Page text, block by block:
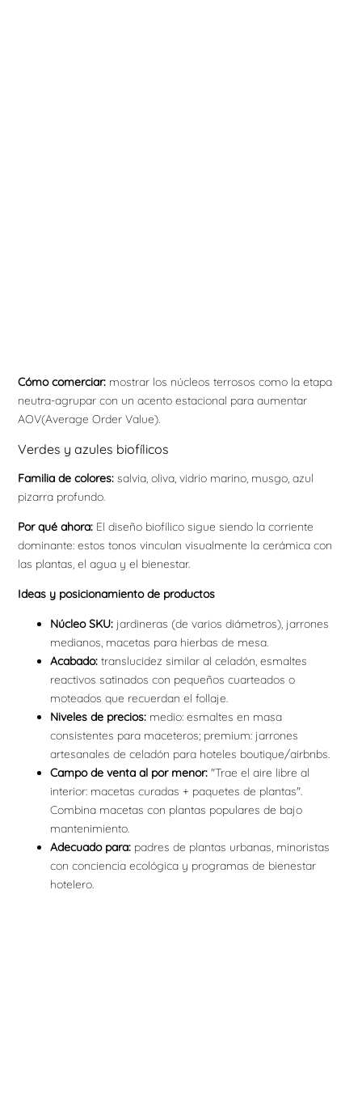
Cómo comerciar: mostrar los núcleos terrosos como la etapa
neutra-agrupar con un acento estacional para aumentar
AOV(Average Order Value).
Verdes y azules biofílicos
Familia de colores: salvia, oliva, vidrio marino, musgo, azul
pizarra profundo.
Por qué ahora: El diseño biofílico sigue siendo la corriente
dominante: estos tonos vinculan visualmente la cerámica con
las plantas, el agua y el bienestar.
Ideas y posicionamiento de productos
Núcleo SKU: jardineras (de varios diámetros), jarrones
medianos, macetas para hierbas de mesa.
Acabado: translucidez similar al celadón, esmaltes
reactivos satinados con pequeños cuarteados o
moteados que recuerdan el follaje.
Niveles de precios: medio: esmaltes en masa
consistentes para maceteros; premium: jarrones
artesanales de celadón para hoteles boutique/airbnbs.
Campo de venta al por menor: "Trae el aire libre al
interior: macetas curadas + paquetes de plantas".
Combina macetas con plantas populares de bajo
mantenimiento.
Adecuado para: padres de plantas urbanas, minoristas
con conciencia ecológica y programas de bienestar
hotelero.